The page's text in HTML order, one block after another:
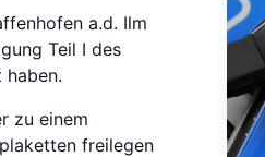
a.d. Ilm
Teil I des
haben.
zu einem
freilegen